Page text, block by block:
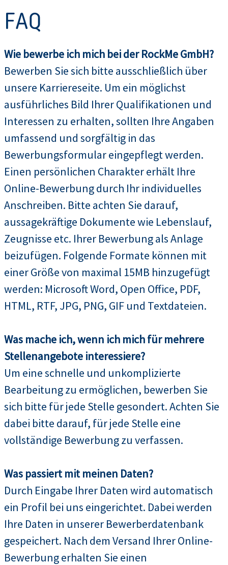
FAQ
Wie bewerbe ich mich bei der RockMe GmbH?
Bewerben Sie sich bitte ausschließlich über
unsere Karriereseite. Um ein möglichst
ausführliches Bild Ihrer Qualifikationen und
Interessen zu erhalten, sollten Ihre Angaben
umfassend und sorgfältig in das
Bewerbungsformular eingepflegt werden.
Einen persönlichen Charakter erhält Ihre
Online-Bewerbung durch Ihr individuelles
Anschreiben. Bitte achten Sie darauf,
aussagekräftige Dokumente wie Lebenslauf,
Zeugnisse etc. Ihrer Bewerbung als Anlage
beizufügen. Folgende Formate können mit
einer Größe von maximal 15MB hinzugefügt
werden: Microsoft Word, Open Office, PDF,
HTML, RTF, JPG, PNG, GIF und Textdateien.
Was mache ich, wenn ich mich für mehrere
Stellenangebote interessiere?
Um eine schnelle und unkomplizierte
Bearbeitung zu ermöglichen, bewerben Sie
sich bitte für jede Stelle gesondert. Achten Sie
dabei bitte darauf, für jede Stelle eine
vollständige Bewerbung zu verfassen.
Was passiert mit meinen Daten?
Durch Eingabe Ihrer Daten wird automatisch
ein Profil bei uns eingerichtet. Dabei werden
Ihre Daten in unserer Bewerberdatenbank
gespeichert. Nach dem Versand Ihrer Online-
Bewerbung erhalten Sie einen